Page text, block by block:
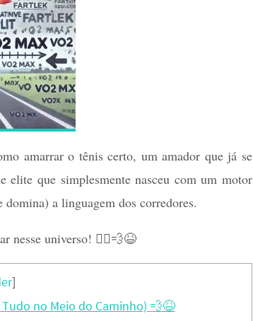
amarrar o tênis certo, um amador que já se
elite que simplesmente nasceu com um motor
a linguagem dos corredores.
nesse universo! 🏃‍♀️💨😆
]
no Meio do Caminho) 💨😆